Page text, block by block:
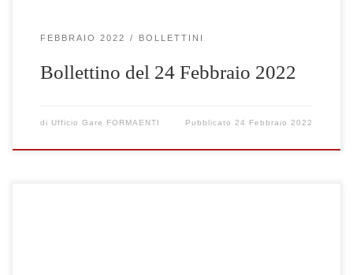
FEBBRAIO 2022 BOLLETTINI
Bollettino del 24 Febbraio 2022
di Ufficio Gare FORMAENTI Pubblicato24 Febbraio 2022